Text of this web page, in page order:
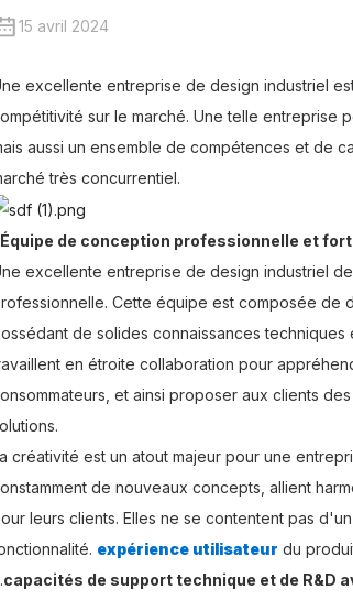
15 avril 2024
excellente entreprise de design industriel
sur le marché. Une telle entreprise
aussi un ensemble de compétences et de
très concurrentiel.
Équipe de conception professionnelle et
excellente entreprise de design industriel
Cette équipe est composée de
de solides connaissances
en étroite collaboration pour
et ainsi proposer aux clients
créativité est un atout majeur pour une
de nouveaux concepts, allient
leurs clients. Elles ne se contentent pas
expérience utilisateur du
capacités de support technique et de R&D